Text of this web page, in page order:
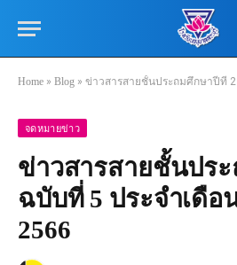
Home » Blog » ข่าวสารสายชั้นประถมศึกษาปีที่ 2 ฉบั
จดหมายข่าว
ข่าวสารสายชั้นปร
ฉบับที่ 5 ประจำเดื
2566